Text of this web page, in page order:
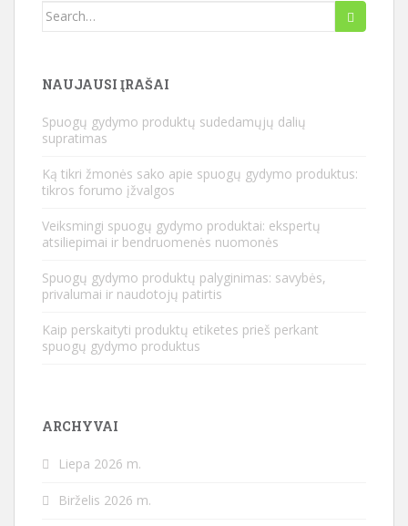
Ieškoti:
NAUJAUSI ĮRAŠAI
Spuogų gydymo produktų sudedamųjų dalių
supratimas
Ką tikri žmonės sako apie spuogų gydymo produktus:
tikros forumo įžvalgos
Veiksmingi spuogų gydymo produktai: ekspertų
atsiliepimai ir bendruomenės nuomonės
Spuogų gydymo produktų palyginimas: savybės,
privalumai ir naudotojų patirtis
Kaip perskaityti produktų etiketes prieš perkant
spuogų gydymo produktus
ARCHYVAI
Liepa 2026 m.
Birželis 2026 m.